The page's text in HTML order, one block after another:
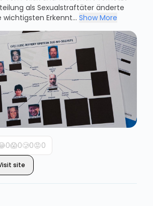
als Sexual­straftäter änderte
wichtigsten Erkennt... Show More
0😱0🥲0😡0
site